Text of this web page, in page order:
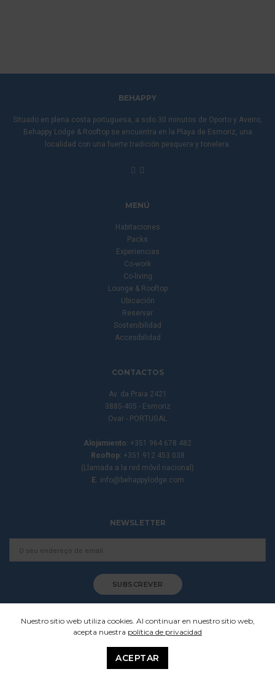
BEHAPPY
Situado en plena costa portuguesa, a solo 30 minutos de Oporto y Aveiro,
Behappy Lodge & Rooftop se encuentra en la Playa de Esmoriz, una
localidad con una fuerte tradición pesquera y tonelera.
MENÚ
Habitaciones
Packs
Experiencias
Co-work
Co-living
Lounge & Rooftop
Ubicación
Reservar
Sostenibilidad
Accesibilidad
CONTACTOS
Av. da Praia 2421
3885-405 - Esmoriz
Ovar - PORTUGAL
Alojamiento: +351 964 678 482
Rooftop: +351 912 453 038
(Llamada a la red móvil nacional)
E. info@behappylodge.com
NEWSLETTER
Política de privacidad
Nuestro sitio web utiliza cookies. Al continuar en nuestro sitio web,
acepta nuestra política de privacidad
ACEPTAR